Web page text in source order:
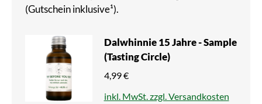
(Gutschein inklusive¹).
Dalwhinnie 15 Jahre - Sample
(Tasting Circle)
4,99 €
inkl. MwSt. zzgl. Versandkosten